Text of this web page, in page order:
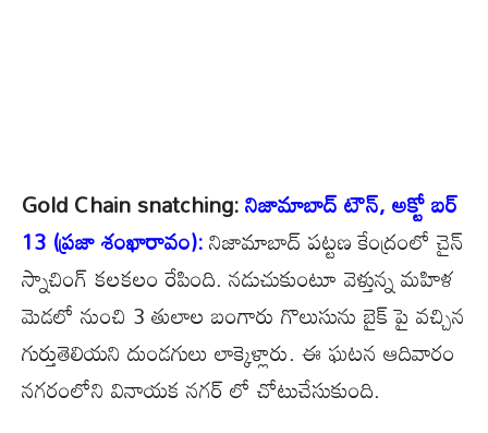
Gold Chain snatching:నిజామాబాద్ టౌన్, అక్టో బర్
13 (ప్రజా శంఖారావం):నిజామాబాద్ పట్టణ కేంద్రంలో చైన్
స్నాచింగ్ కలకలం రేపింది. నడుచుకుంటూ వెళ్తున్న మహిళ
మెడలో నుంచి 3 తులాల బంగారు గొలుసును బైక్ పై వచ్చిన
గుర్తుతెలియని దుండగులు లాక్కెళ్లారు. ఈ ఘటన ఆదివారం
నగరంలోని వినాయక నగర్ లో చోటుచేసుకుంది.